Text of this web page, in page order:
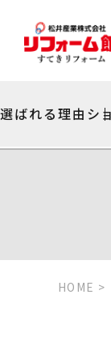
選ばれる理由 シ
HOME >